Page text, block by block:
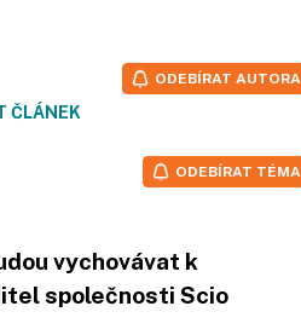
ČLÁNEK
ODEBÍRAT AUTORA
ODEBÍRAT TÉMA
vychovávat k
společnosti Scio